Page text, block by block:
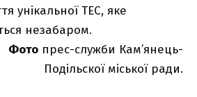
унікальної ТЕС, яке
незабаром.
Фото прес-служби Кам’янець-
Подільскої міської ради.